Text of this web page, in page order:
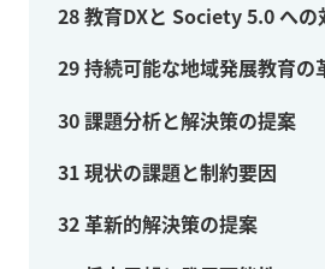
28教育DXと Society 5.0 への
29持続可能な地域発展教育の
30課題分析と解決策の提案
31現状の課題と制約要因
32革新的解決策の提案